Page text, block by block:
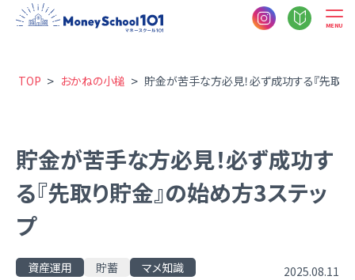
MENU
TOP > おかねの小槌 > 貯金が苦手な方必見！必ず成功する『先取
貯金が苦手な方必見！必ず成功す
る『先取り貯金』の始め方3ステッ
プ
資産運用 貯蓄 マメ知識 2025.08.11